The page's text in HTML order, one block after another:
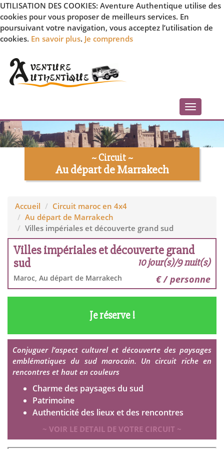
UTILISATION DES COOKIES: Aventure Authentique utilise des
cookies pour vous proposer de meilleurs services. En
poursuivant votre navigation, vous acceptez l’utilisation de
cookies. En savoir plus. Je comprends
Toggle
~ Circuit ~
Au départ de Marrakech
Accueil
Circuit maroc en 4x4
Au départ de Marrakech
Villes impériales et découverte grand sud
Villes impériales et découverte grand
sud
10 jour(s)/9 nuit(s)
Maroc, Au départ de Marrakech € / personne
Je réserve !
Conjuguer l’aspect culturel et découverte des paysages
emblématiques du sud marocain. Un circuit riche en
rencontres et haut en couleurs
Charme des paysages du sud
Patrimoine
Authenticité des lieux et des rencontres
~ VOIR LE DETAIL DE VOTRE CIRCUIT ~